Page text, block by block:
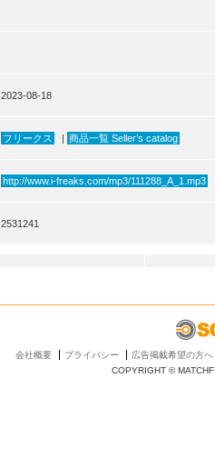
2023-08-18
フリークス | 商品一覧 Seller’s catalog
http://www.i-freaks.com/mp3/111288_A_1.mp3
2531241
会社概要 プライバシー
広告掲載希望の方へ
COPYRIGHT ©